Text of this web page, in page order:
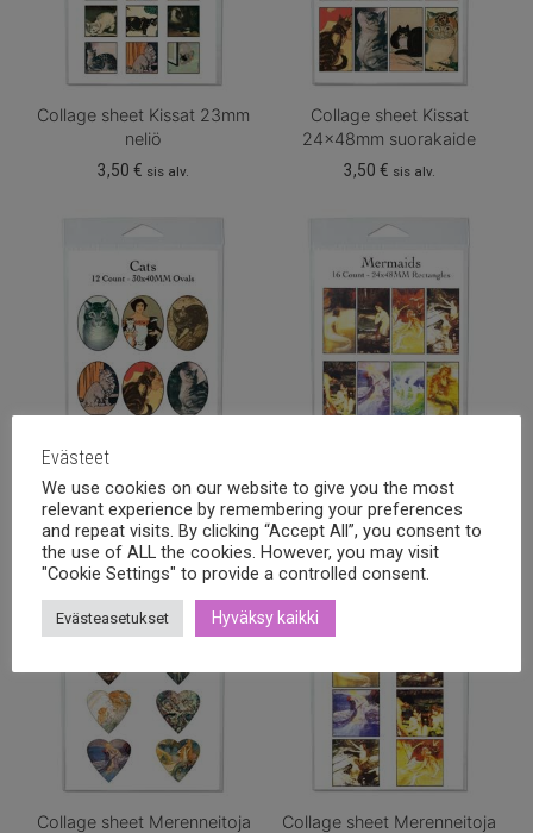
Collage sheet Kissat 23mm
neliö
3,50€ sis alv.
Collage sheet Kissat
24x48mm suorakaide
3,50 € sis alv.
Collage sheet Kissat
30x40mm ovaali
3,50€ sis alv.
24x48mm suorakaide
3,50€ sis alv.
Collage sheet Merenneitoja
Collage sheet Merenneitoja
Evästeet
We use cookies on our website to give you the most
relevant experience by remembering your preferences
and repeat visits. By clicking “Accept All”, you consent to
the use of ALL the cookies. However, you may visit
"Cookie Settings" to provide a controlled consent.
Evästeasetukset Hyväksy kaikki